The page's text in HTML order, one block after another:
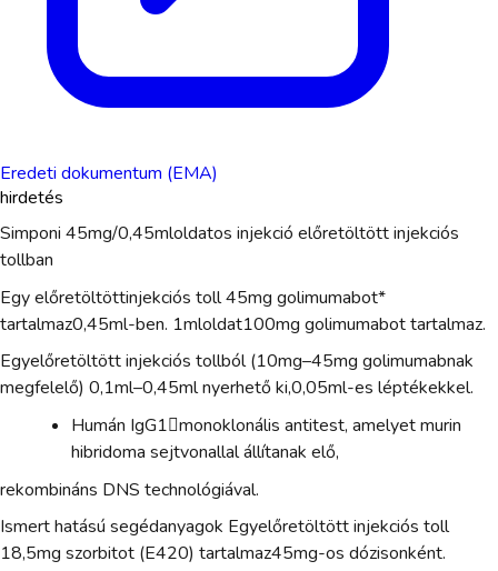
Eredeti dokumentum (EMA)
hirdetés
Simponi 45mg/0,45mloldatos injekció előretöltött injekciós
tollban
Egy előretöltöttinjekciós toll 45mg golimumabot*
tartalmaz0,45ml-ben. 1mloldat100mg golimumabot tartalmaz.
Egyelőretöltött injekciós tollból (10mg–45mg golimumabnak
megfelelő) 0,1ml–0,45ml nyerhető ki,0,05ml-es léptékekkel.
Humán IgG1monoklonális antitest, amelyet murin
hibridoma sejtvonallal állítanak elő,
rekombináns DNS technológiával.
Ismert hatású segédanyagok Egyelőretöltött injekciós toll
18,5mg szorbitot (E420) tartalmaz45mg-os dózisonként.